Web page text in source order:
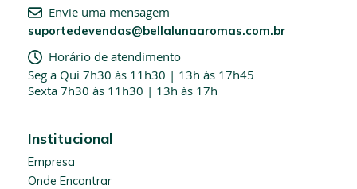
:
Envie uma mensagem
suportedevendas@bellalunaaromas.com.br
Horário de atendimento
Seg a Qui 7h30 às 11h30 | 13h às 17h45
Sexta 7h30 às 11h30 | 13h às 17h
Institucional
Empresa
Onde Encontrar